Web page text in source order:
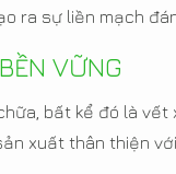
ra sự liền mạch
VỮNG
bất kể đó là
xuất thân thiện